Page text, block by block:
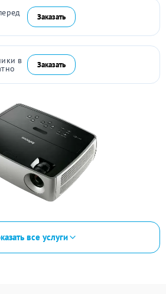
Заказать
в Заказать
все услуги